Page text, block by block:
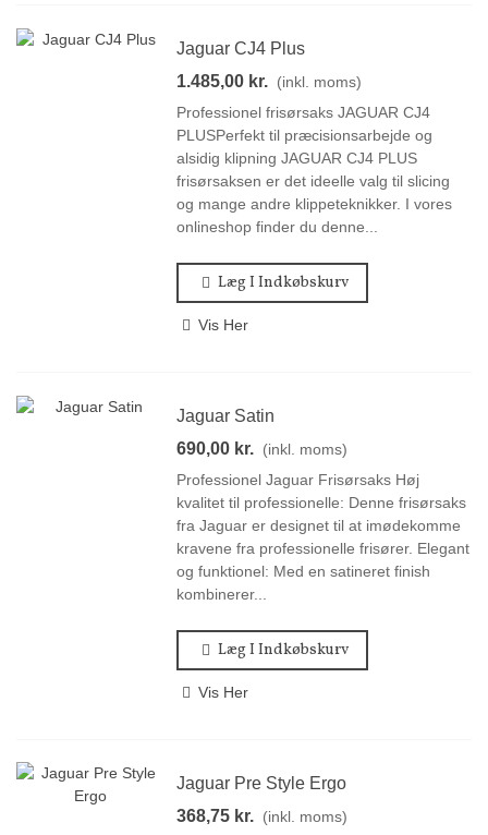
Jaguar CJ4 Plus
1.485,00 kr. (inkl. moms)
Professionel frisørsaks JAGUAR CJ4
PLUSPerfekt til præcisionsarbejde og
alsidig klipning JAGUAR CJ4 PLUS
frisørsaksen er det ideelle valg til slicing
og mange andre klippeteknikker. I vores
onlineshop finder du denne...
Læg I Indkøbskurv
Vis Her
Jaguar Satin
690,00 kr. (inkl. moms)
Professionel Jaguar Frisørsaks Høj
kvalitet til professionelle: Denne frisørsaks
fra Jaguar er designet til at imødekomme
kravene fra professionelle frisører. Elegant
og funktionel: Med en satineret finish
kombinerer...
Læg I Indkøbskurv
Vis Her
Jaguar Pre Style Ergo
368,75 kr. (inkl. moms)